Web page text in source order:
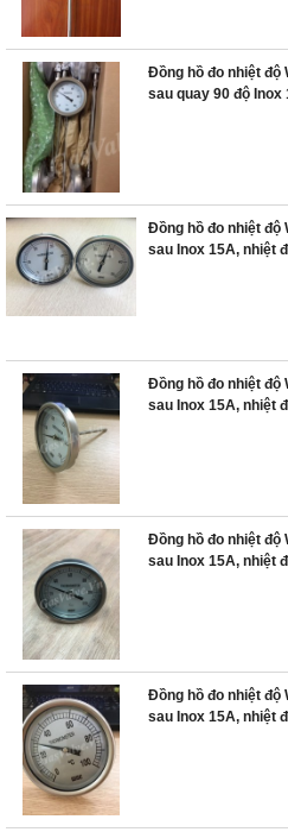
Đồng hồ đo nhiệt độ
sau quay 90 độ Inox
Đồng hồ đo nhiệt độ
sau Inox 15A, nhiệt
Đồng hồ đo nhiệt độ
sau Inox 15A, nhiệt
Đồng hồ đo nhiệt độ
sau Inox 15A, nhiệt
Đồng hồ đo nhiệt độ
sau Inox 15A, nhiệt